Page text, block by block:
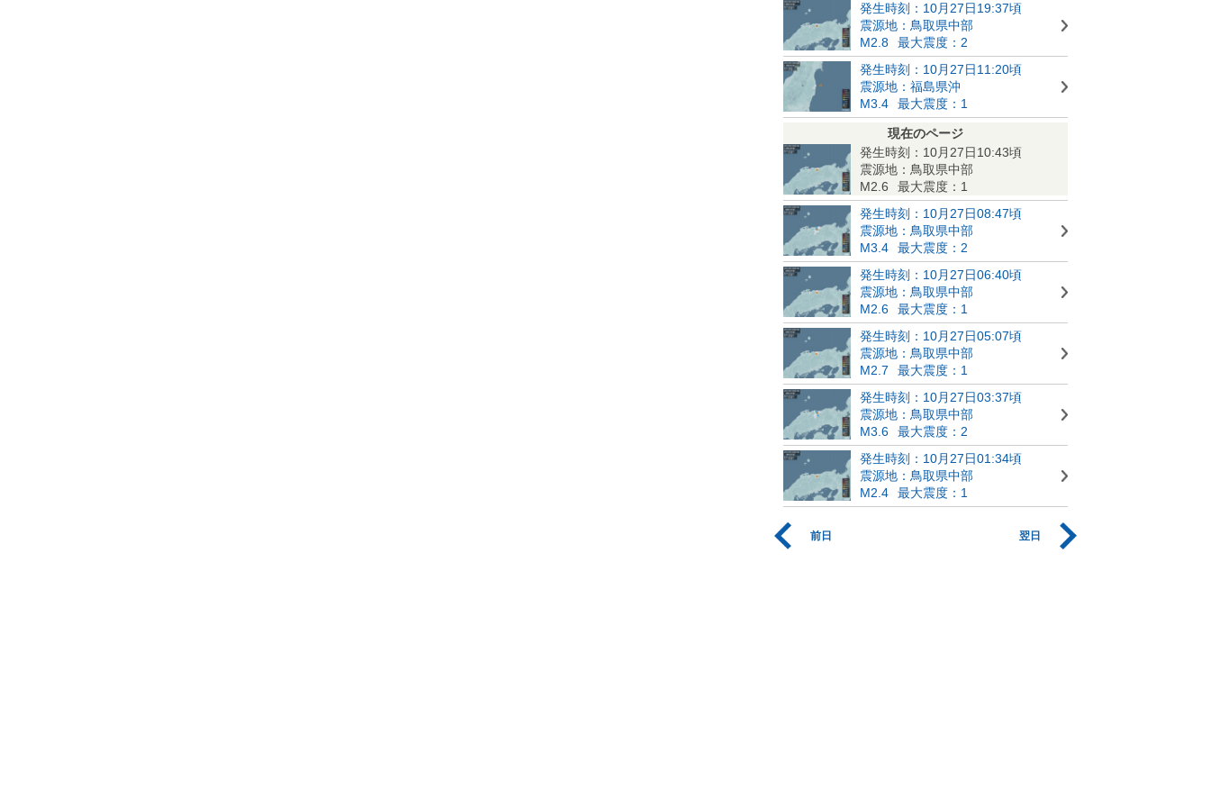
発生時刻：10月27日19:37頃
震源地：鳥取県中部
M2.8
最大震度：2
発生時刻：10月27日11:20頃
震源地：福島県沖
M3.4
最大震度：1
現在のページ
発生時刻：10月27日10:43頃
震源地：鳥取県中部
M2.6
最大震度：1
発生時刻：10月27日08:47頃
震源地：鳥取県中部
M3.4
最大震度：2
発生時刻：10月27日06:40頃
震源地：鳥取県中部
M2.6
最大震度：1
発生時刻：10月27日05:07頃
震源地：鳥取県中部
M2.7
最大震度：1
発生時刻：10月27日03:37頃
震源地：鳥取県中部
M3.6
最大震度：2
発生時刻：10月27日01:34頃
震源地：鳥取県中部
M2.4
最大震度：1
前日 翌日